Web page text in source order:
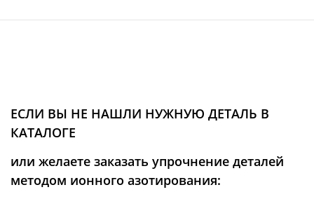
ЕСЛИ ВЫ НЕ НАШЛИ НУЖНУЮ ДЕТАЛЬ В
КАТАЛОГЕ
или желаете заказать упрочнение деталей
методом ионного азотирования: